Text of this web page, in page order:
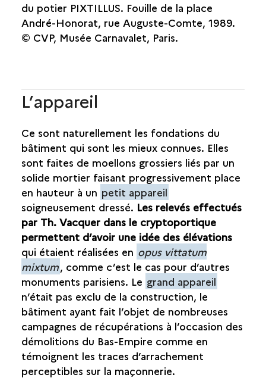
du potier PIXTILLUS. Fouille de la place
André-Honorat, rue Auguste-Comte, 1989.
© CVP, Musée Carnavalet, Paris.
L’appareil
Ce sont naturellement les fondations du
bâtiment qui sont les mieux connues. Elles
sont faites de moellons grossiers liés par un
solide mortier faisant progressivement place
en hauteur à un petit appareil
soigneusement dressé. Les relevés effectués
par Th. Vacquer dans le cryptoportique
permettent d’avoir une idée des élévations
qui étaient réalisées en opus vittatum
mixtum, comme c’est le cas pour d’autres
monuments parisiens. Le grand appareil
n’était pas exclu de la construction, le
bâtiment ayant fait l’objet de nombreuses
campagnes de récupérations à l’occasion des
démolitions du Bas-Empire comme en
témoignent les traces d’arrachement
perceptibles sur la maçonnerie.